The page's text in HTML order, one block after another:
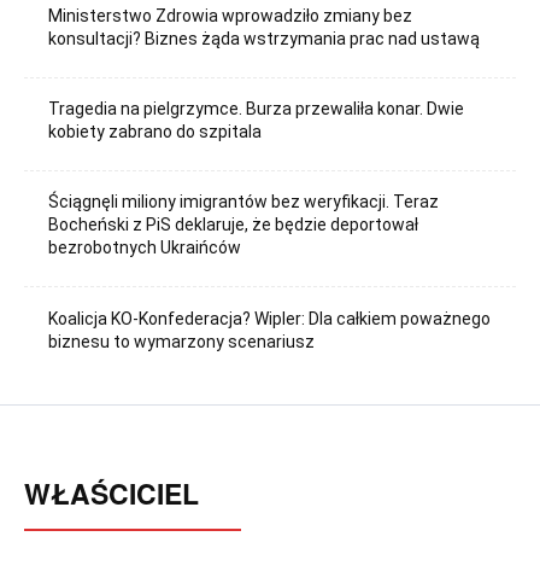
Ministerstwo Zdrowia wprowadziło zmiany bez
konsultacji? Biznes żąda wstrzymania prac nad ustawą
Tragedia na pielgrzymce. Burza przewaliła konar. Dwie
kobiety zabrano do szpitala
Ściągnęli miliony imigrantów bez weryfikacji. Teraz
Bocheński z PiS deklaruje, że będzie deportował
bezrobotnych Ukraińców
Koalicja KO-Konfederacja? Wipler: Dla całkiem poważnego
biznesu to wymarzony scenariusz
WŁAŚCICIEL